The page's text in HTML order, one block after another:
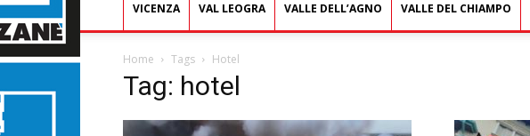
VICENZA VAL LEOGRA VALLE DELL’AGNO VALLE DEL CHIAMPO
Home Tags Hotel
Tag: hotel